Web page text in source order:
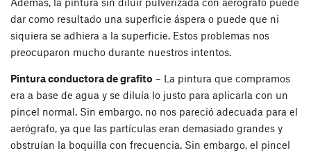
dar como resultado una superficie áspera o puede que ni
siquiera se adhiera a la superficie. Estos problemas nos
preocuparon mucho durante nuestros intentos.
Pintura conductora de grafito – La pintura que compramos
era a base de agua y se diluía lo justo para aplicarla con un
pincel normal. Sin embargo, no nos pareció adecuada para el
aerógrafo, ya que las partículas eran demasiado grandes y
obstruían la boquilla con frecuencia. Sin embargo, el pincel